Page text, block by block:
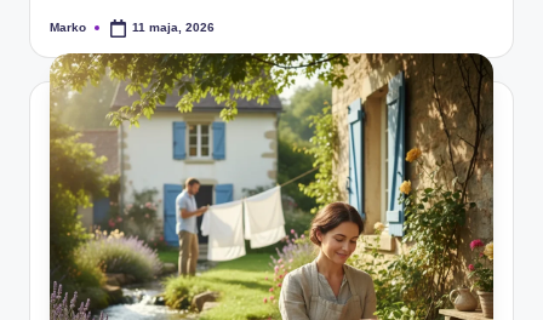
Posted
Marko 11 maja, 2026